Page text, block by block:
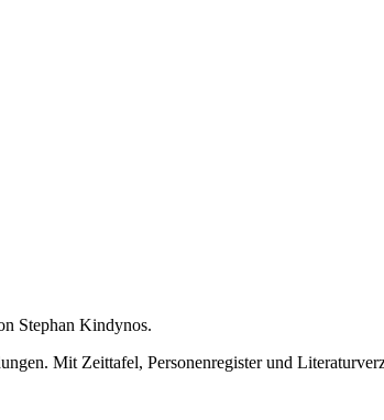
Stephan Kindynos.
Mit Zeittafel, Personenregister und